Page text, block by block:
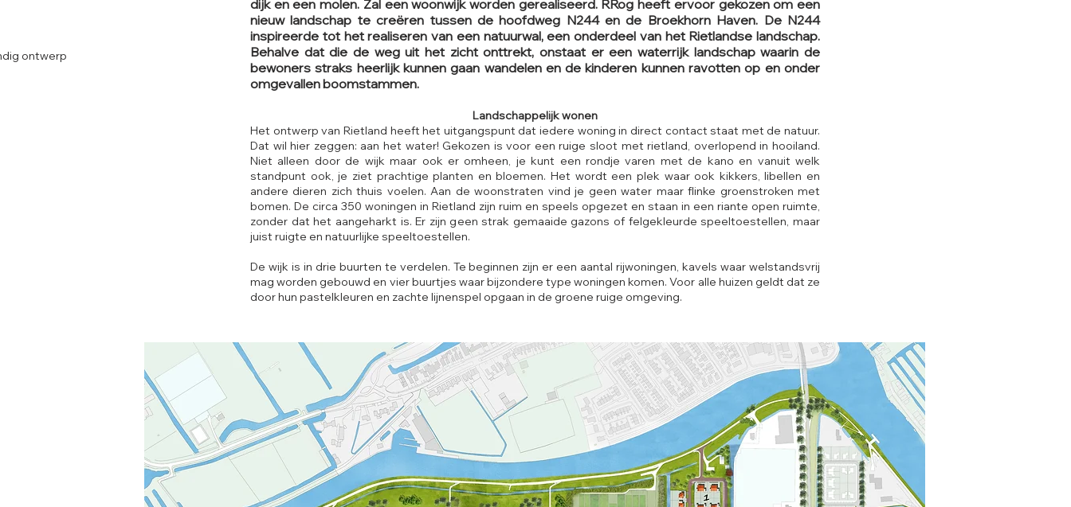
dijk en een molen. Zal een woonwijk worden gerealiseerd. RRog heeft ervoor gekozen om een
nieuw landschap te creëren tussen de hoofdweg N244 en de Broekhorn Haven. De N244
inspireerde tot het realiseren van een natuurwal, een onderdeel van het Rietlandse landschap.
Behalve dat die de weg uit het zicht onttrekt, onstaat er een waterrijk landschap waarin de
bewoners straks heerlijk kunnen gaan wandelen en de kinderen kunnen ravotten op en onder
omgevallen boomstammen.
Landschappelijk wonen
Het ontwerp van Rietland heeft het uitgangspunt dat iedere woning in direct contact staat met de natuur.
Dat wil hier zeggen: aan het water! Gekozen is voor een ruige sloot met rietland, overlopend in hooiland.
Niet alleen door de wijk maar ook er omheen, je kunt een rondje varen met de kano en vanuit welk
standpunt ook, je ziet prachtige planten en bloemen. Het wordt een plek waar ook kikkers, libellen en
andere dieren zich thuis voelen. Aan de woonstraten vind je geen water maar flinke groenstroken met
bomen. De circa 350 woningen in Rietland zijn ruim en speels opgezet en staan in een riante open ruimte,
zonder dat het aangeharkt is. Er zijn geen strak gemaaide gazons of felgekleurde speeltoestellen, maar
juist ruigte en natuurlijke speeltoestellen.
De wijk is in drie buurten te verdelen. Te beginnen zijn er een aantal rijwoningen, kavels waar welstandsvrij
mag worden gebouwd en vier buurtjes waar bijzondere type woningen komen. Voor alle huizen geldt dat ze
door hun pastelkleuren en zachte lijnenspel opgaan in de groene ruige omgeving.
ontwerp